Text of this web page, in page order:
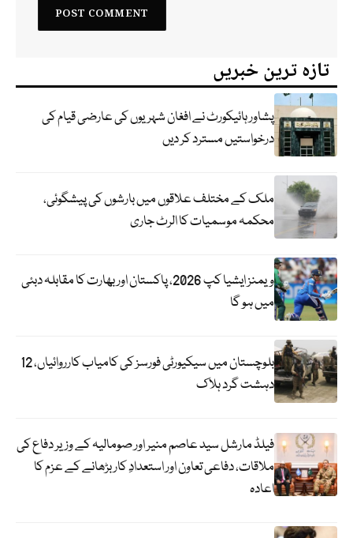
تازہ ترین خبریں
پشاور ہائیکورٹ نے افغان شہریوں کی عارضی قیام کی
درخواستیں مسترد کر دیں
ملک کے مختلف علاقوں میں بارشوں کی پیشگوئی،
محکمہ موسمیات کا الرٹ جاری
ویمنز ایشیا کپ 2026، پاکستان اور بھارت کا مقابلہ دبئی
میں ہو گا
بلوچستان میں سیکیورٹی فورسز کی کامیاب کارروائیاں، 12
دہشت گرد ہلاک
فیلڈ مارشل سید عاصم منیر اور صومالیہ کے وزیر دفاع کی
ملاقات، دفاعی تعاون اور استعدادِ کار بڑھانے کے عزم کا
اعادہ